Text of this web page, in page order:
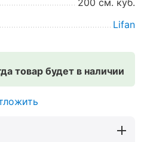
200 см. куб.
Lifan
товар будет в наличии